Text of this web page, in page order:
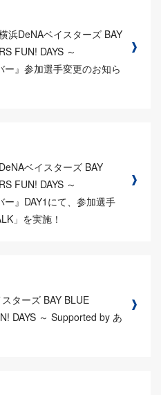
浜DeNAベイスターズ BAY
FUN! DAYS ～
』参加選手変更のお知ら
ベイスターズ BAY
FUN! DAYS ～
』DAY1にて、参加選手
」を実施！
スターズ BAY BLUE
DAYS ～ Supported by あ